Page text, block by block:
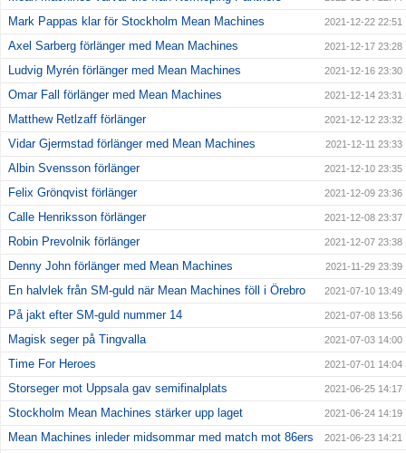
Mark Pappas klar för Stockholm Mean Machines 2021-12-22 22:51
Axel Sarberg förlänger med Mean Machines 2021-12-17 23:28
Ludvig Myrén förlänger med Mean Machines 2021-12-16 23:30
Omar Fall förlänger med Mean Machines 2021-12-14 23:31
Matthew Retlzaff förlänger 2021-12-12 23:32
Vidar Gjermstad förlänger med Mean Machines 2021-12-11 23:33
Albin Svensson förlänger 2021-12-10 23:35
Felix Grönqvist förlänger 2021-12-09 23:36
Calle Henriksson förlänger 2021-12-08 23:37
Robin Prevolnik förlänger 2021-12-07 23:38
Denny John förlänger med Mean Machines 2021-11-29 23:39
En halvlek från SM-guld när Mean Machines föll i Örebro 2021-07-10 13:49
På jakt efter SM-guld nummer 14 2021-07-08 13:56
Magisk seger på Tingvalla 2021-07-03 14:00
Time For Heroes 2021-07-01 14:04
Storseger mot Uppsala gav semifinalplats 2021-06-25 14:17
Stockholm Mean Machines stärker upp laget 2021-06-24 14:19
Mean Machines inleder midsommar med match mot 86ers 2021-06-23 14:21